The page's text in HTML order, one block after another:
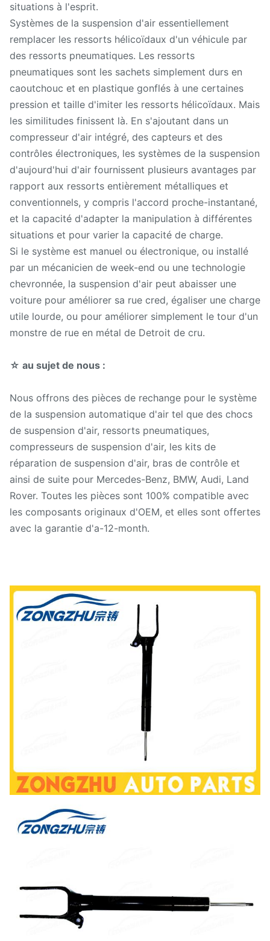
situations à l'esprit.
Systèmes de la suspension d'air essentiellement
remplacer les ressorts hélicoïdaux d'un véhicule par
des ressorts pneumatiques. Les ressorts
pneumatiques sont les sachets simplement durs en
caoutchouc et en plastique gonflés à une certaines
pression et taille d'imiter les ressorts hélicoïdaux. Mais
les similitudes finissent là. En s'ajoutant dans un
compresseur d'air intégré, des capteurs et des
contrôles électroniques, les systèmes de la suspension
d'aujourd'hui d'air fournissent plusieurs avantages par
rapport aux ressorts entièrement métalliques et
conventionnels, y compris l'accord proche-instantané,
et la capacité d'adapter la manipulation à différentes
situations et pour varier la capacité de charge.
Si le système est manuel ou électronique, ou installé
par un mécanicien de week-end ou une technologie
chevronnée, la suspension d'air peut abaisser une
voiture pour améliorer sa rue cred, égaliser une charge
utile lourde, ou pour améliorer simplement le tour d'un
monstre de rue en métal de Detroit de cru.
☆ au sujet de nous :
Nous offrons des pièces de rechange pour le système
de la suspension automatique d'air tel que des chocs
de suspension d'air, ressorts pneumatiques,
compresseurs de suspension d'air, les kits de
réparation de suspension d'air, bras de contrôle et
ainsi de suite pour Mercedes-Benz, BMW, Audi, Land
Rover. Toutes les pièces sont 100% compatible avec
les composants originaux d'OEM, et elles sont offertes
avec la garantie d'a-12-month.